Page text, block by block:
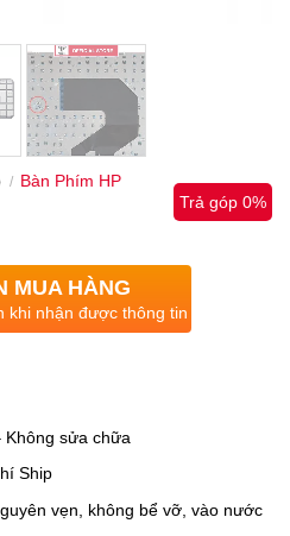
/ Bàn Phím HP
Trả góp 0%
MUA HÀNG
khi nhận được thông tin
Không sửa chữa
Ship
vẹn, không bể vỡ, vào nước